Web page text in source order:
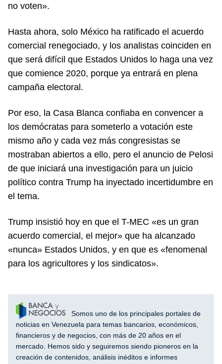
no voten».
Hasta ahora, solo México ha ratificado el acuerdo
comercial renegociado, y los analistas coinciden en
que será difícil que Estados Unidos lo haga una vez
que comience 2020, porque ya entrará en plena
campaña electoral.
Por eso, la Casa Blanca confiaba en convencer a
los demócratas para someterlo a votación este
mismo año y cada vez más congresistas se
mostraban abiertos a ello, pero el anuncio de Pelosi
de que iniciará una investigación para un juicio
político contra Trump ha inyectado incertidumbre en
el tema.
Trump insistió hoy en que el T-MEC «es un gran
acuerdo comercial, el mejor» que ha alcanzado
«nunca» Estados Unidos, y en que es «fenomenal
para los agricultores y los sindicatos».
Somos uno de los principales portales de
noticias en Venezuela para temas bancarios, económicos,
financieros y de negocios, con más de 20 años en el
mercado. Hemos sido y seguiremos siendo pioneros en la
creación de contenidos, análisis inéditos e informes